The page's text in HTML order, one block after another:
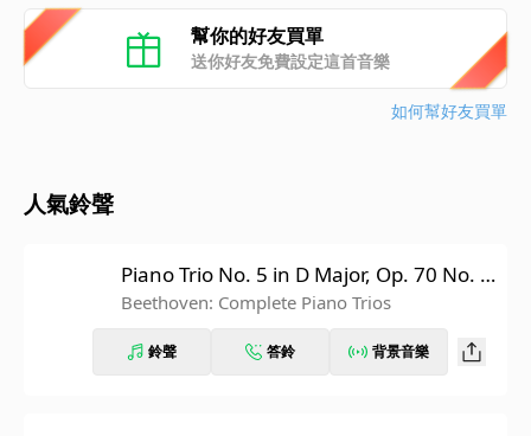
幫你的好友買單
送你好友免費設定這首音樂
如何幫好友買單
人氣鈴聲
Piano Trio No. 5 in D Major, Op. 70 No. 1
"Ghost": I. Allegro vivace e con brio
Beethoven: Complete Piano Trios
鈴聲 答鈴 背景音樂